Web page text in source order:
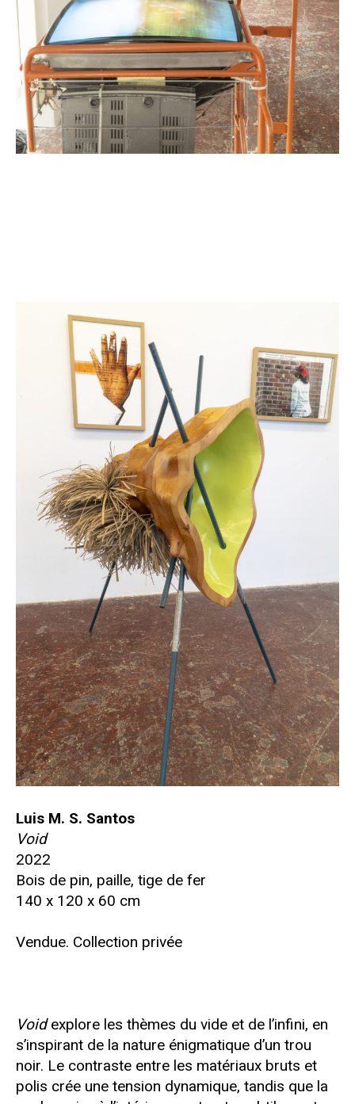
Luis M. S. Santos
Void
2022
Bois de pin, paille, tige de fer
140 x 120 x 60 cm
Vendue. Collection privée
Voidexplore les thèmes du vide et de l’infini, en
s’inspirant de la nature énigmatique d’un trou
noir. Le contraste entre les matériaux bruts et
polis crée une tension dynamique, tandis que la